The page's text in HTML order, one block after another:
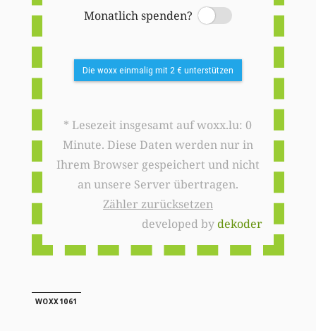
Monatlich spenden?
Switch
Die woxx einmalig mit 2 € unterstützen
* Lesezeit insgesamt auf woxx.lu: 0
Minute. Diese Daten werden nur in
Ihrem Browser gespeichert und nicht
an unsere Server übertragen.
Zähler zurücksetzen
developed bydekoder
WOXX1061